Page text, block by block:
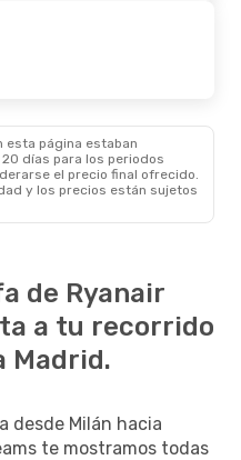
esta página estaban
días para los periodos
el precio final ofrecido.
y los precios están sujetos
de Ryanair
a tu recorrido
Madrid.
desde Milán hacia
te mostramos todas